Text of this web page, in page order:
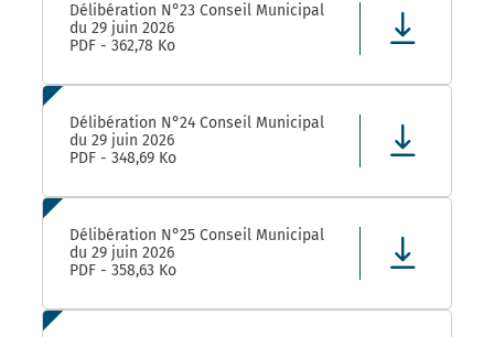
Délibération N°23 Conseil Municipal
du 29 juin 2026
PDF - 362,78 Ko
Délibération N°24 Conseil Municipal
du 29 juin 2026
PDF - 348,69 Ko
Délibération N°25 Conseil Municipal
du 29 juin 2026
PDF - 358,63 Ko